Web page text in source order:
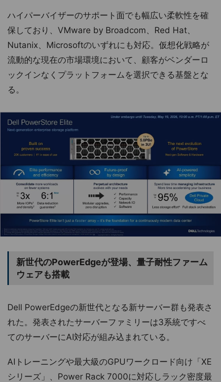
ハイパーバイザーのサポート面でも幅広い柔軟性を確
保しており、VMware by Broadcom、Red Hat、
Nutanix、Microsoftのいずれにも対応。仮想化戦略が
流動的な現在の市場環境において、顧客がベンダーロ
ックインなくプラットフォームを選択できる基盤とな
る。
新世代のPowerEdgeが登場、量子耐性ファーム
ウェアも搭載
Dell PowerEdgeの新世代となる新サーバー群も発表さ
れた。発表されたサーバーファミリーは3系統ですべ
てのサーバーにAI対応が組み込まれている。
AIトレーニングや最大級のGPUワークロード向け「XE
シリーズ」、Power Rack 7000に対応しラック密度最